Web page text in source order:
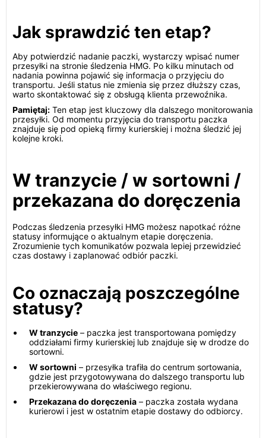
Jak sprawdzić ten etap?
Aby potwierdzić nadanie paczki, wystarczy wpisać numer
przesyłki na stronie śledzenia HMG. Po kilku minutach od
nadania powinna pojawić się informacja o przyjęciu do
transportu. Jeśli status nie zmienia się przez dłuższy czas,
warto skontaktować się z obsługą klienta przewoźnika.
Pamiętaj: Ten etap jest kluczowy dla dalszego monitorowania
przesyłki. Od momentu przyjęcia do transportu paczka
znajduje się pod opieką firmy kurierskiej i można śledzić jej
kolejne kroki.
W tranzycie / w sortowni /
przekazana do doręczenia
Podczas śledzenia przesyłki HMG możesz napotkać różne
statusy informujące o aktualnym etapie doręczenia.
Zrozumienie tych komunikatów pozwala lepiej przewidzieć
czas dostawy i zaplanować odbiór paczki.
Co oznaczają poszczególne
statusy?
W tranzycie – paczka jest transportowana pomiędzy
oddziałami firmy kurierskiej lub znajduje się w drodze do
sortowni.
W sortowni – przesyłka trafiła do centrum sortowania,
gdzie jest przygotowywana do dalszego transportu lub
przekierowywana do właściwego regionu.
Przekazana do doręczenia – paczka została wydana
kurierowi i jest w ostatnim etapie dostawy do odbiorcy.